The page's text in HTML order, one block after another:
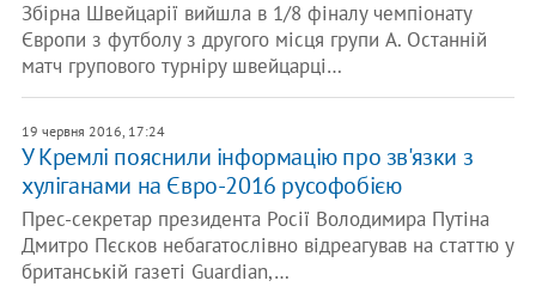
Збірна Швейцарії вийшла в 1/8 фіналу чемпіонату
Європи з футболу з другого місця групи A. Останній
матч групового турніру швейцарці…
19 червня 2016, 17:24
У Кремлі пояснили інформацію про зв'язки з
хуліганами на Євро-2016 русофобією
Прес-секретар президента Росії Володимира Путіна
Дмитро Пєсков небагатослівно відреагував на статтю у
британській газеті Guardian,…